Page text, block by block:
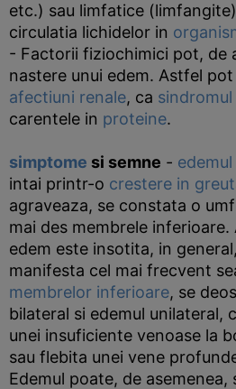
etc.) sau limfatice
circulatia lichidelor in
- Factorii fiziochimici pot, de
nastere unui edem. Astfel
afectiuni renale, ca
carentele in proteine.
simptome si semne - edemul
intai printr-o crestere in
agraveaza, se constata o
mai des membrele
edem este insotita, in
manifesta cel mai frecvent
membrelor inferioare, se
bilateral si edemul unilateral,
unei insuficiente venoase la
sau flebita unei vene
Edemul poate, de